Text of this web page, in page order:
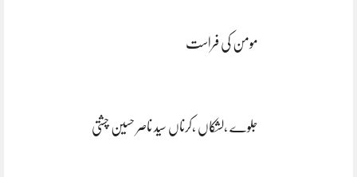
مومن کی فراست
جلوے ،لشکاں ،کرناں سید ناصر حسین چشتی